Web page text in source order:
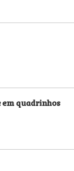
em quadrinhos